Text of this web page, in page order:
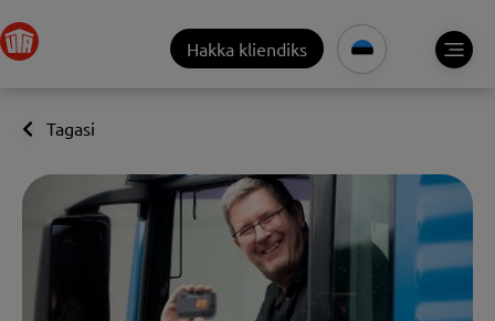
Hakka kliendiks
Tagasi